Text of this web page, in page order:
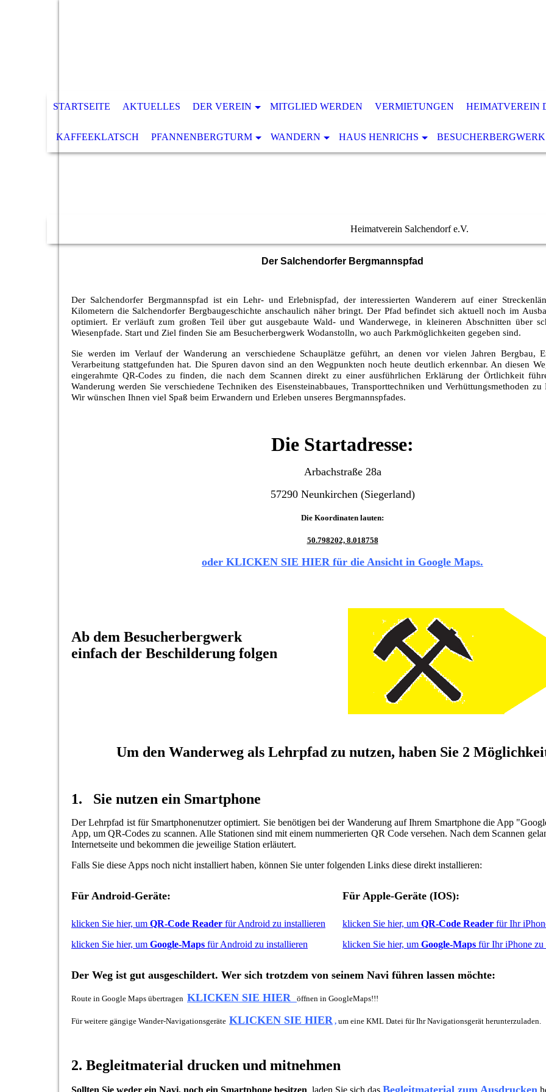
STARTSEITE AKTUELLES DER VEREIN MITGLIED WERDEN VERMIETUNGEN HEIMATVEREIN
KAFFEEKLATSCH PFANNENBERGTURM WANDERN HAUS HENRICHS BESUCHERBERGWERK
Heimatverein Salchendorf e.V.
Der Salchendorfer Bergmannspfad
Der Salchendorfer Bergmannspfad ist ein Lehr- und Erlebnispfad, der interessierten Wanderern auf einer
Kilometern die Salchendorfer Bergbaugeschichte anschaulich näher bringt. Der Pfad befindet sich aktuell noch im
optimiert. Er verläuft zum großen Teil über gut ausgebaute Wald- und Wanderwege, in kleineren Abschnitten über
Wiesenpfade. Start und Ziel finden Sie am Besucherbergwerk Wodanstolln, wo auch Parkmöglichkeiten gegeben sind.
Sie werden im Verlauf der Wanderung an verschiedene Schauplätze geführt, an denen vor vielen Jahren Bergbau,
Verarbeitung stattgefunden hat. Die Spuren davon sind an den Wegpunkten noch heute deutlich erkennbar. An diesen
eingerahmte QR-Codes zu finden, die nach dem Scannen direkt zu einer ausführlichen Erklärung der Örtlichkeit
Wanderung werden Sie verschiedene Techniken des Eisensteinabbaues, Transporttechniken und Verhüttungsmethoden zu
Wir wünschen Ihnen viel Spaß beim Erwandern und Erleben unseres Bergmannspfades.
Die Startadresse:
Arbachstraße 28a
57290 Neunkirchen (Siegerland)
Die Koordinaten lauten:
50.798202, 8.018758
oder KLICKEN SIE HIER für die Ansicht in Google Maps.
Ab dem Besucherbergwerk
einfach der Beschilderung folgen
Um den Wanderweg als Lehrpfad zu nutzen, haben Sie 2
1. Sie nutzen ein Smartphone
Der Lehrpfad ist für Smartphonenutzer optimiert. Sie benötigen bei der Wanderung auf Ihrem Smartphone die App
App, um QR-Codes zu scannen. Alle Stationen sind mit einem nummerierten QR Code versehen. Nach dem Scannen
Internetseite und bekommen die jeweilige Station erläutert.
Falls Sie diese Apps noch nicht installiert haben, können Sie unter folgenden Links diese direkt installieren:
Für Android-Geräte: Für Apple-Geräte (IOS):
klicken Sie hier, um QR-Code Reader für Android zu installieren
klicken Sie hier, um Google-Maps für Android zu installieren
klicken Sie hier, um QR-Code Reader für Ihr
klicken Sie hier, um Google-Maps für Ihr iPhone zu
Der Weg ist gut ausgeschildert. Wer sich trotzdem von seinem Navi führen lassen möchte:
Route in Google Maps übertragen KLICKEN SIE HIER öffnen in GoogleMaps!!!
Für weitere gängige Wander-Navigationsgeräte KLICKEN SIE HIER , um eine KML Datei für Ihr Navigationsgerät herunterzuladen.
2. Begleitmaterial drucken und mitnehmen